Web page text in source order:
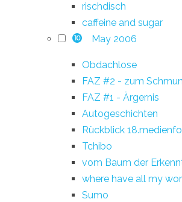
rischdisch
caffeine and sugar
10 May 2006
Obdachlose
FAZ #2 - zum
FAZ #1 - Ärgernis
Autogeschichten
Rückblick
Tchibo
vom Baum der
where have all my
Sumo